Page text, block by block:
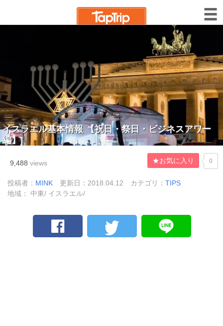
イスラエル基本情報 【祝日・祭日・ビジネスアワー
編】
9,488 views ★お気に入り 0
投稿者： MINK 更新日：2018.04.12 カテゴリ： TIPS
地域： 中東/ イスラエル/